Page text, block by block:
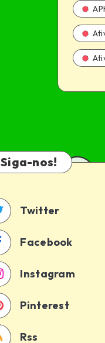
Siga-nos!
Twitter
Facebook
Instagram
Pinterest
Rss